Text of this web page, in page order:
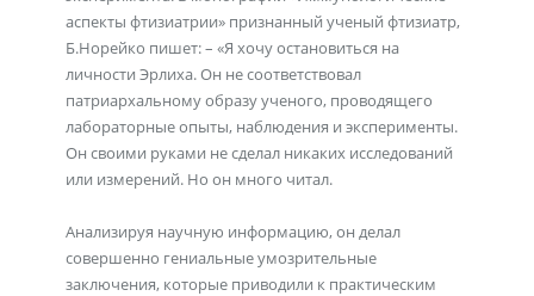
аспекты фтизиатрии» признанный ученый фтизиатр,
Б.Норейко пишет: – «Я хочу остановиться на
личности Эрлиха. Он не соответствовал
патриархальному образу ученого, проводящего
лабораторные опыты, наблюдения и эксперименты.
Он своими руками не сделал никаких исследований
или измерений. Но он много читал.
Анализируя научную информацию, он делал
совершенно гениальные умозрительные
заключения, которые приводили к практическим